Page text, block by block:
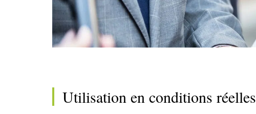
Utilisation en conditions réelles